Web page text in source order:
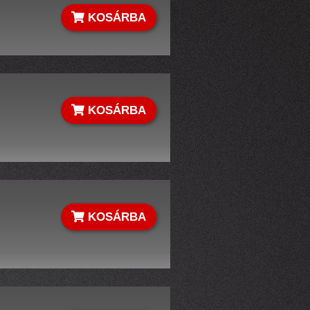
KOSÁRBA
KOSÁRBA
KOSÁRBA